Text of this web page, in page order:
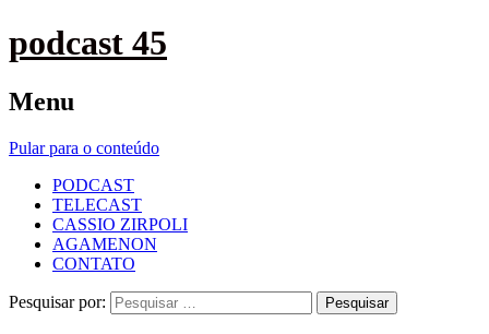
podcast 45
Menu
Pular para o conteúdo
PODCAST
TELECAST
CASSIO ZIRPOLI
AGAMENON
CONTATO
Pesquisar por: